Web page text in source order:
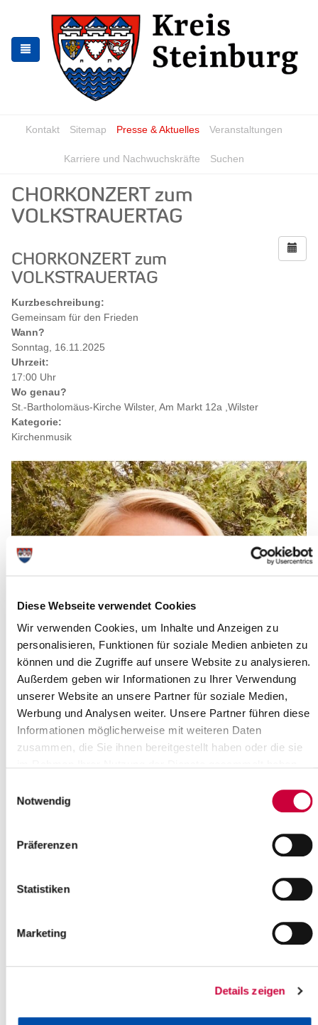
Diese Webseite verwendet Cookies
Wir verwenden Cookies, um Inhalte und Anzeigen zu
personalisieren, Funktionen für soziale Medien anbieten zu
können und die Zugriffe auf unsere Website zu analysieren.
Außerdem geben wir Informationen zu Ihrer Verwendung
unserer Website an unsere Partner für soziale Medien,
Werbung und Analysen weiter. Unsere Partner führen diese
Informationen möglicherweise mit weiteren Daten
zusammen, die Sie ihnen bereitgestellt haben oder die sie
Notwendig
Präferenzen
Statistiken
Marketing
Details zeigen
springen
springen
Kontakt Sitemap Presse & Aktuelles Veranstaltungen
Karriere und Nachwuchskräfte Suchen
CHORKONZERT zum
VOLKSTRAUERTAG
CHORKONZERT zum
VOLKSTRAUERTAG
Kurzbeschreibung:
Gemeinsam für den Frieden
Wann?
Sonntag, 16.11.2025
Uhrzeit:
17:00 Uhr
Wo genau?
St.-Bartholomäus-Kirche Wilster, Am Markt 12a ,Wilster
Kategorie:
Kirchenmusik
Quelle : Ev.-Luth. Kirchengemeinde Wilster
Chor-, Instrumental- und Orgelmusik von Bach, Schubert, Reger,
Ev.-Luth. Kirchengemeinde Wilster